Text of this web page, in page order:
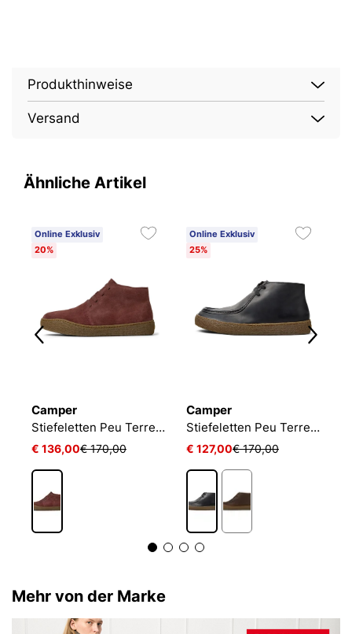
Produkthinweise
Versand
Ähnliche Artikel
Online Exklusiv
20%
Camper
Stiefeletten Peu Terreno
€ 136,00€ 170,00
Online Exklusiv
25%
Camper
Stiefeletten Peu Terreno
€ 127,00€ 170,00
Mehr von der Marke